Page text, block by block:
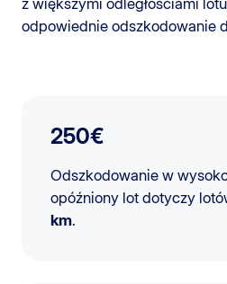
odpowiednie odszkodowanie
250€
Odszkodowanie w
opóźniony lot dotyczy
km.